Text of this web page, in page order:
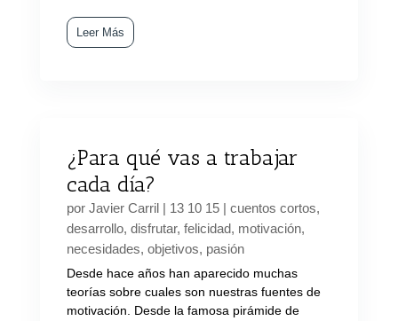
Leer Más
¿Para qué vas a trabajar
cada día?
por Javier Carril| 13 10 15| cuentos cortos,
desarrollo, disfrutar, felicidad, motivación,
necesidades, objetivos, pasión
Desde hace años han aparecido muchas
teorías sobre cuales son nuestras fuentes de
motivación. Desde la famosa pirámide de